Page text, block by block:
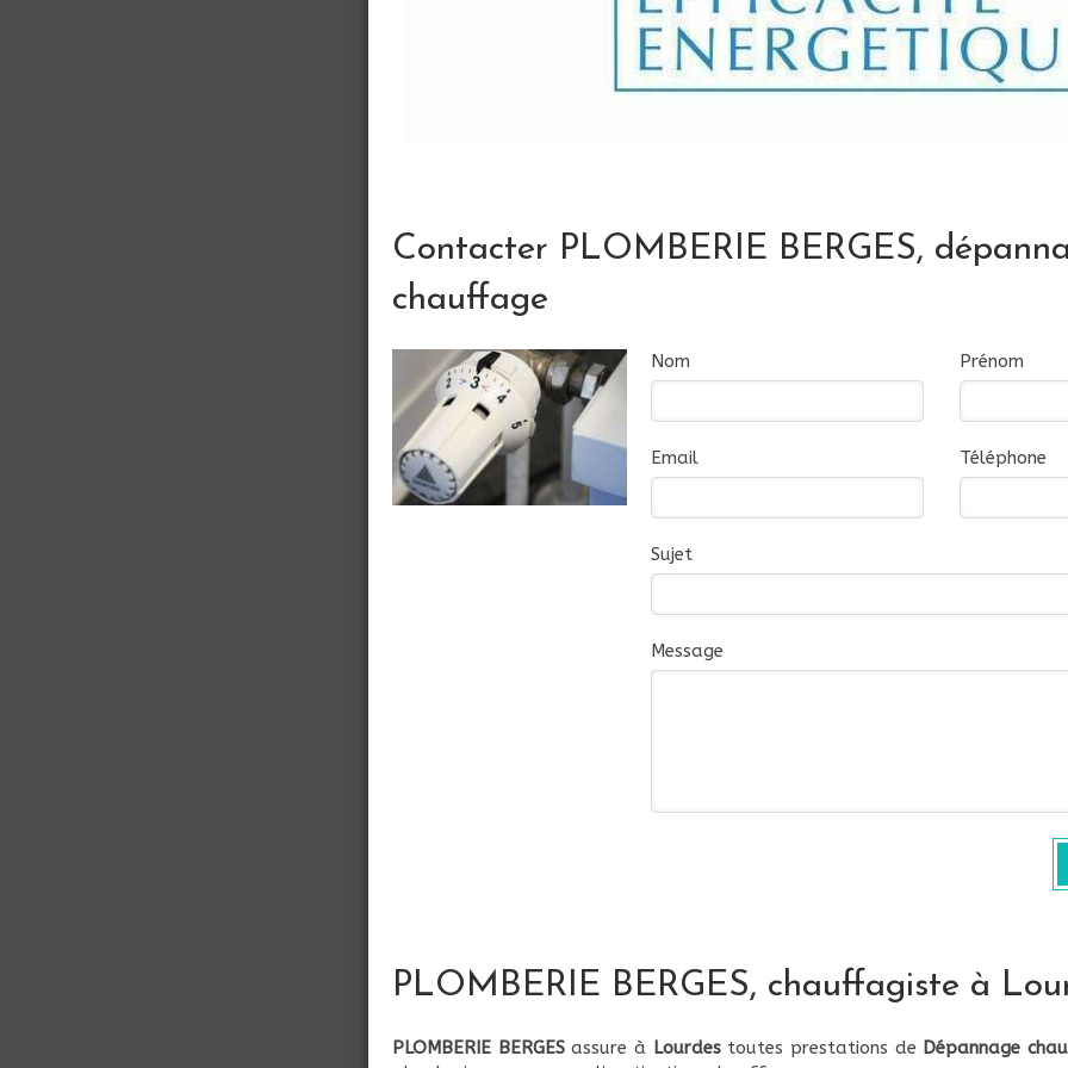
Contacter PLOMBERIE BERGES,
chauffage
Nom Prénom
Email Téléphone
Sujet
Message
PLOMBERIE BERGES, chauffagiste à
PLOMBERIE BERGESassure à Lourdestoutes prestations de Dépannage